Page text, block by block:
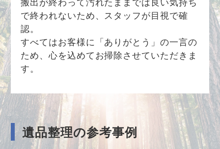
で終われないため、スタッフが目視で確
認。
すべてはお客様に「ありがとう」の一言の
ため、心を込めてお掃除させていただきま
す。
遺品整理の参考事例